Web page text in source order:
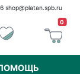
shop@platan.spb.ru
0